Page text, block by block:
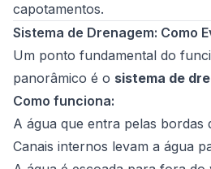
capotamentos.
Sistema de Drenagem: Como
Um ponto fundamental do
panorâmico é o sistema de
Como funciona:
A água que entra pelas bordas
Canais internos levam a água